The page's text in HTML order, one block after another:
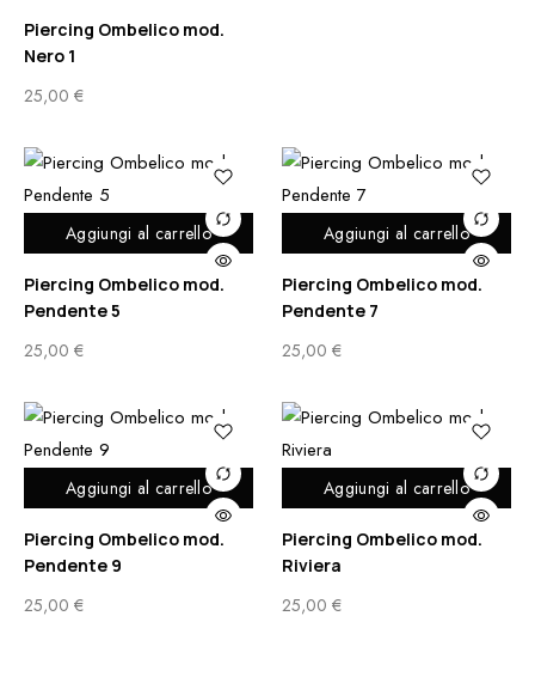
Piercing Ombelico mod.
Nero 1
25,00 €
Aggiungi al carrello
Piercing Ombelico mod.
Pendente 5
25,00 €
Aggiungi al carrello
Piercing Ombelico mod.
Pendente 7
25,00 €
Aggiungi al carrello
Piercing Ombelico mod.
Pendente 9
25,00 €
Aggiungi al carrello
Piercing Ombelico mod.
Riviera
25,00 €